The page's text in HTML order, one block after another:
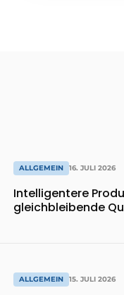
ALLGEMEIN 16. JULI 2026
Intelligentere
gleichbleibende
ALLGEMEIN 15. JULI 2026